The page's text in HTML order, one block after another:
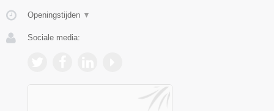
Openingstijden ▼
Sociale media: